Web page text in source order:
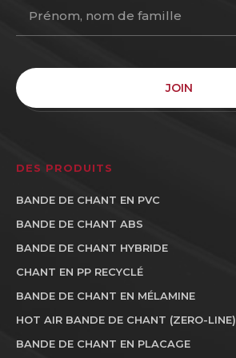
JOIN
DES PRODUITS
BANDE DE CHANT EN PVC
BANDE DE CHANT ABS
BANDE DE CHANT HYBRIDE
CHANT EN PP RECYCLÉ
BANDE DE CHANT EN MÉLAMINE
HOT AIR BANDE DE CHANT (ZERO-LINE)
BANDE DE CHANT EN PLACAGE